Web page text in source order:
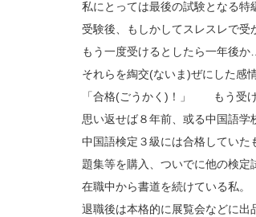
私にとっては最後の試験となる
受験後、もしかしてスレスレで受
もう一度受けるとしたら一年後か
それらを綯交(ないま)ぜにした感
「合格(ごうかく)！」 もう受
思い返せば８年前、或る中国語学
中国語検定３級には合格していた
題集等を購入、ついでに他の検定
在職中から書道を続けている私。
退職後は本格的に展覧会などに出